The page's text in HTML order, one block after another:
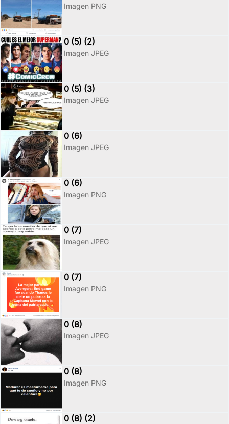
Imagen PNG
0 (5) (2)
Imagen JPEG
0 (5) (3)
Imagen JPEG
0 (6)
Imagen JPEG
0 (6)
Imagen PNG
0 (7)
Imagen JPEG
0 (7)
Imagen PNG
0 (8)
Imagen JPEG
0 (8)
Imagen PNG
0 (8) (2)